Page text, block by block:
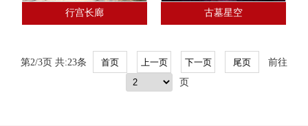
行宫长廊 古墓星空
第2/3页 共:23条
前往
页